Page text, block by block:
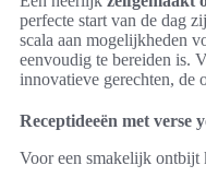
perfecte start van de dag
scala aan mogelijkheden
eenvoudig te bereiden is.
innovatieve gerechten, de
Receptideeën met verse
Voor een smakelijk ontbijt